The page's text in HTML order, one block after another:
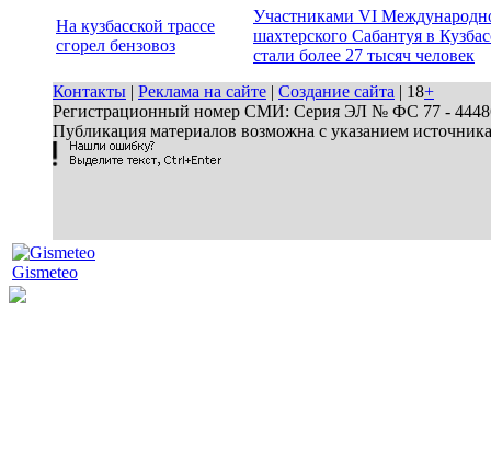
На кузбасской трассе
сгорел бензовоз
Участниками VI
шахтерского Сабантуя в
стали более 27 тысяч человек
Контакты | Реклама на сайте | Создание сайта | 18+
Регистрационный номер СМИ: Серия ЭЛ № ФС 77 - 44486
Публикация материалов возможна с указанием
Gismeteo